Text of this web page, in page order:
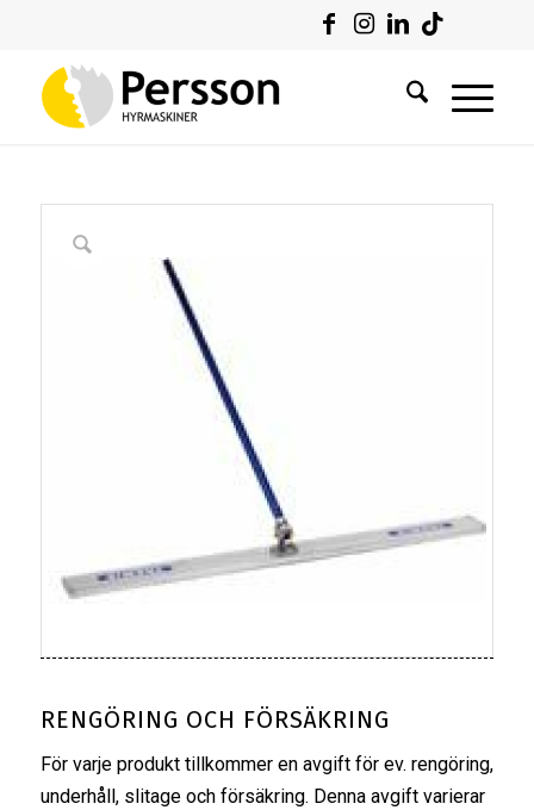
RENGÖRING OCH FÖRSÄKRING
För varje produkt tillkommer en avgift för ev. rengöring,
underhåll, slitage och försäkring. Denna avgift varierar